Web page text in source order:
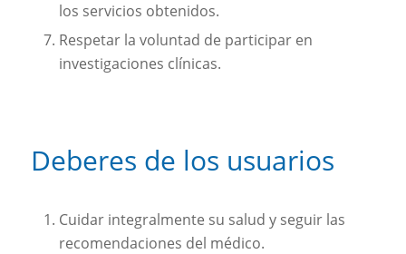
los servicios obtenidos.
Respetar la voluntad de participar en
investigaciones clínicas.
Deberes de los usuarios
Cuidar integralmente su salud y seguir las
recomendaciones del médico.